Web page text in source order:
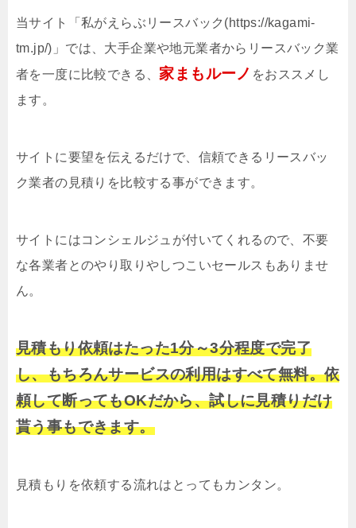
当サイト「私がえらぶリースバック(https://kagami-
tm.jp/)」では、大手企業や地元業者からリースバック業
者を一度に比較できる、家まもルーノ をおススメし
ます。
サイトに要望を伝えるだけで、信頼できるリースバッ
ク業者の見積りを比較する事ができます。
サイトにはコンシェルジュが付いてくれるので、不要
な各業者とのやり取りやしつこいセールスもありませ
ん。
見積もり依頼はたった1分～3分程度で完了
し、もちろんサービスの利用はすべて無料。依
頼して断ってもOKだから、試しに見積りだけ
貰う事もできます。
見積もりを依頼する流れはとってもカンタン。